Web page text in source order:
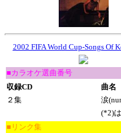
2002 FIFA World Cup-Songs Of
■カラオケ選曲番号
収録CD
曲名
２集
涙
(*2)
■リンク集